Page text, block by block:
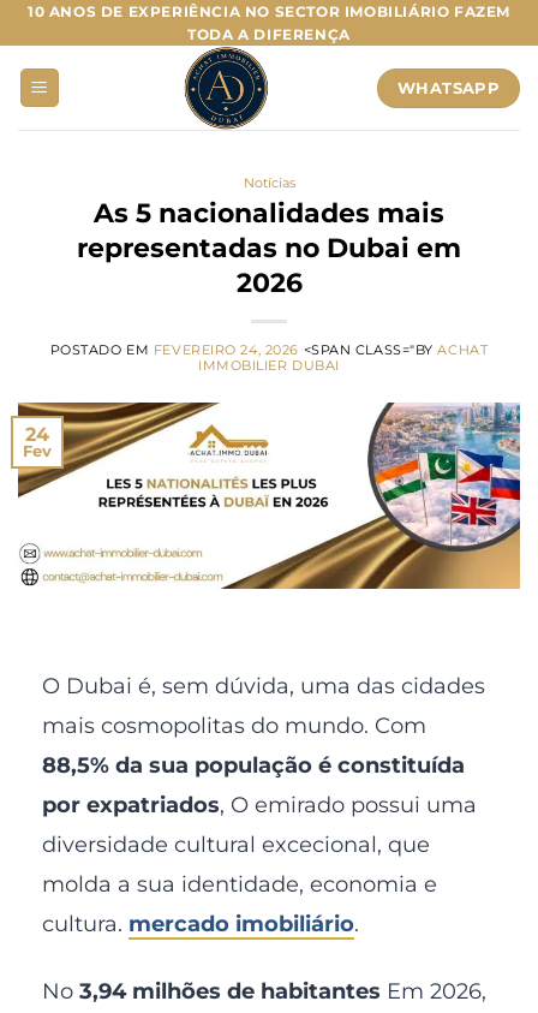
Saltar
para
conteúdo
10 ANOS DE EXPERIÊNCIA NO SECTOR IMOBILIÁRIO FAZEM
TODA A DIFERENÇA
WHATSAPP
Notícias
As 5 nacionalidades mais
representadas no Dubai em
2026
POSTADO EM FEVEREIRO 24, 2026 <SPAN CLASS="BYACHAT
IMMOBILIER DUBAI
24
Fev
O Dubai é, sem dúvida, uma das cidades
mais cosmopolitas do mundo. Com
88,5% da sua população é constituída
por expatriados, O emirado possui uma
diversidade cultural excecional, que
molda a sua identidade, economia e
cultura. mercado imobiliário.
No 3,94 milhões de habitantes Em 2026,